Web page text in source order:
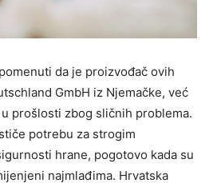
da je proizvođač ovih
GmbH iz Njemačke, već
prošlosti zbog sličnih problema.
potrebu za strogim
hrane, pogotovo kada su
najmlađima. Hrvatska